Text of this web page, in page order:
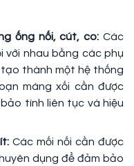
ống nối, cút, co: Các
với nhau bằng các phụ
tạo thành một hệ thống
máng xối cần được
tính liên tục và hiệu
Các mối nối cần được
dụng để đảm bảo